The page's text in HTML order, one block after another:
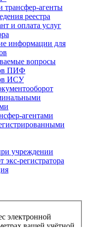
агенты
реестра
и оплата услуг
информации для
вопросы
ПИФ
ИСУ
агентами
учреждении
экс-регистратора
электронной
вашей учётной